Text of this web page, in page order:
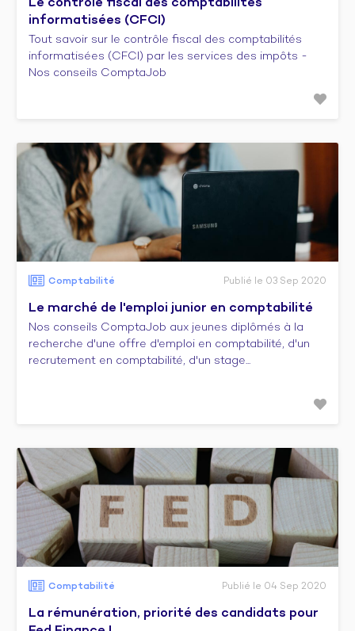
informatisées (CFCI)
Tout savoir sur le contrôle fiscal des comptabilités
informatisées (CFCI) par les services des impôts -
Nos conseils ComptaJob
Comptabilité Publié le 03 Sep 2020
Le marché de l'emploi junior en comptabilité
Nos conseils ComptaJob aux jeunes diplômés à la
recherche d'une offre d'emploi en comptabilité, d'un
recrutement en comptabilité, d'un stage...
Comptabilité Publié le 04 Sep 2020
La rémunération, priorité des candidats pour